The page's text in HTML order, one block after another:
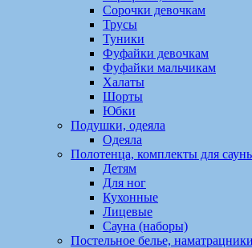
Сорочки девочкам
Трусы
Туники
Фуфайки девочкам
Фуфайки мальчикам
Халаты
Шорты
Юбки
Подушки, одеяла
Одеяла
Полотенца, комплекты для
Детям
Для ног
Кухонные
Лицевые
Сауна (наборы)
Постельное белье,